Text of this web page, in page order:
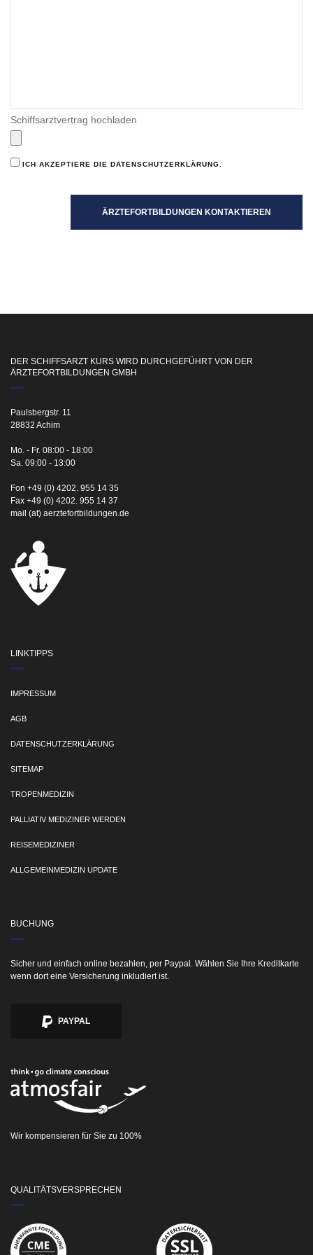
Schiffsarztvertrag hochladen
ICH AKZEPTIERE DIE DATENSCHUTZERKLÄRUNG.
ÄRZTEFORTBILDUNGEN KONTAKTIEREN
DER SCHIFFSARZT KURS WIRD DURCHGEFÜHRT VON DER
ÄRZTEFORTBILDUNGEN GMBH
Paulsbergstr. 11
28832 Achim
Mo. - Fr. 08:00 - 18:00
Sa. 09:00 - 13:00
Fon +49 (0) 4202. 955 14 35
Fax +49 (0) 4202. 955 14 37
mail (at) aerztefortbildungen.de
LINKTIPPS
IMPRESSUM
AGB
DATENSCHUTZERKLÄRUNG
SITEMAP
TROPENMEDIZIN
PALLIATIV MEDIZINER WERDEN
REISEMEDIZINER
ALLGEMEINMEDIZIN UPDATE
BUCHUNG
Sicher und einfach online bezahlen, per Paypal. Wählen Sie Ihre Kreditkarte
wenn dort eine Versicherung inkludiert ist.
PAYPAL
Wir kompensieren für Sie zu 100%
QUALITÄTSVERSPRECHEN